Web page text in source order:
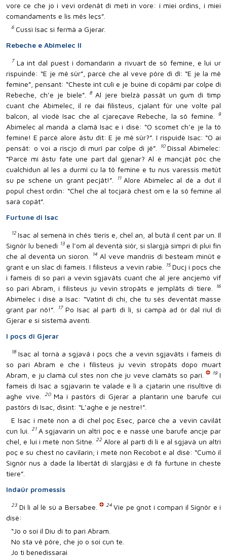
vore ce che jo i vevi ordenât di meti in vore: i miei ordins, i miei
comandaments e lis mês leçs”.
6 Cussì Isac si fermà a Gjerar.
Rebeche e Abimelec II
7 La int dal puest i domandarin a rivuart de sô femine, e lui ur
rispuindè: “E je mê sûr”, parcè che al veve pôre di dî: “E je la mê
femine”, pensant: “Cheste int culì e je buine di copâmi par colpe di
Rebeche, ch’e je biele”.
8 Al jere bielzà passât un gum di timp
cuant che Abimelec, il re dai filisteus, cjalant fûr une volte pal
balcon, al viodè Isac che al cjareçave Rebeche, la sô femine.
9
Abimelec al mandà a clamâ Isac e i disè: “O scomet ch’e je la tô
femine! E parcè alore âstu dit: E je mê sûr?”. I rispuidè Isac: “O ai
pensât: o voi a riscjo di murî par colpe di jê”.
10Dissal Abimelec:
“Parcè mi âstu fate une part dal gjenar? Al è mancjât pôc che
cualchidun al les a durmî cu la tô femine e tu nus varessis metût
su pe schene un grant pecjât!”.
11 Alore Abimelec al dè a dut il
popul chest ordin: “Chel che al tocjarà chest om e la sô femine al
sarà copât”.
Furtune di Isac
12Isac al semenà in chês tieris e, chel an, al butà il cent par un. Il
Signôr lu benedì
13 e l’om al deventà siôr, si slargjà simpri di plui fin
che al deventà un sioron.
14 Al veve mandriis di besteam minût e
grant e un slac di fameis. I filisteus a vevin rabie.
15 Ducj i poçs che
i fameis di so pari a vevin sgjavâts cuant che al jere ancjemò vîf
so pari Abram, i filisteus ju vevin stropâts e jemplâts di tiere.
16
Abimelec i disè a Isac: “Vatint di chi, che tu sês deventât masse
grant par nô!”.
17Po Isac al partì di li, si campà ad ôr dal riul di
Gjerar e si sistemà aventi.
I poçs di Gjerar
18Isac al tornà a sgjavâ i poçs che a vevin sgjavâts i fameis di
so pari Abram e che i filisteus ju vevin stropâts dopo muart
Abram, e ju clamà cul stes non che ju veve clamâts so pari.
19I
fameis di Isac a sgjavarin te valade e li a cjatarin une risultive di
aghe vive.
20 Ma i pastôrs di Gjerar a plantarin une barufe cui
pastôrs di Isac, disint: “L’aghe e je nestre!”.
E Isac i metè non a di chel poç Esec, parcè che a vevin cavilât
cun lui.
21 A sgjavarin un altri poç e e nassè une barufe ancje par
chel, e lui i metè non Sitne.22 Alore al partì di li e al sgjavà un altri
poç e su chest no cavilarin; i metè non Recobot e al disè: “Cumò il
Signôr nus à dade la libertât di slargjâsi e di fâ furtune in cheste
tiere”.
Indaûr promessis
23 Di li al lè sù a Bersabee. 24 Vie pe gnot i comparì il Signôr e i
disè:
“Jo o soi il Diu di to pari Abram.
No sta vê pôre, che jo o soi cun te.
Jo ti benedissarai